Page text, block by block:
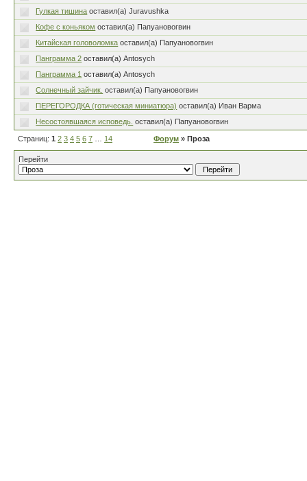
Гулкая тишина оставил(а) Juravushka
Кофе с коньяком оставил(а) Папуановогвин
Китайская головоломка оставил(а) Папуановогвин
Панграмма 2 оставил(а) Antosych
Панграмма 1 оставил(а) Antosych
Солнечный зайчик. оставил(а) Папуановогвин
ПЕРЕГОРОДКА (готическая миниатюра) оставил(а) Иван Варма
Несостоявшаяся исповедь. оставил(а) Папуановогвин
Страниц: 1 2 3 4 5 6 7 14 Форум » Проза
Перейти